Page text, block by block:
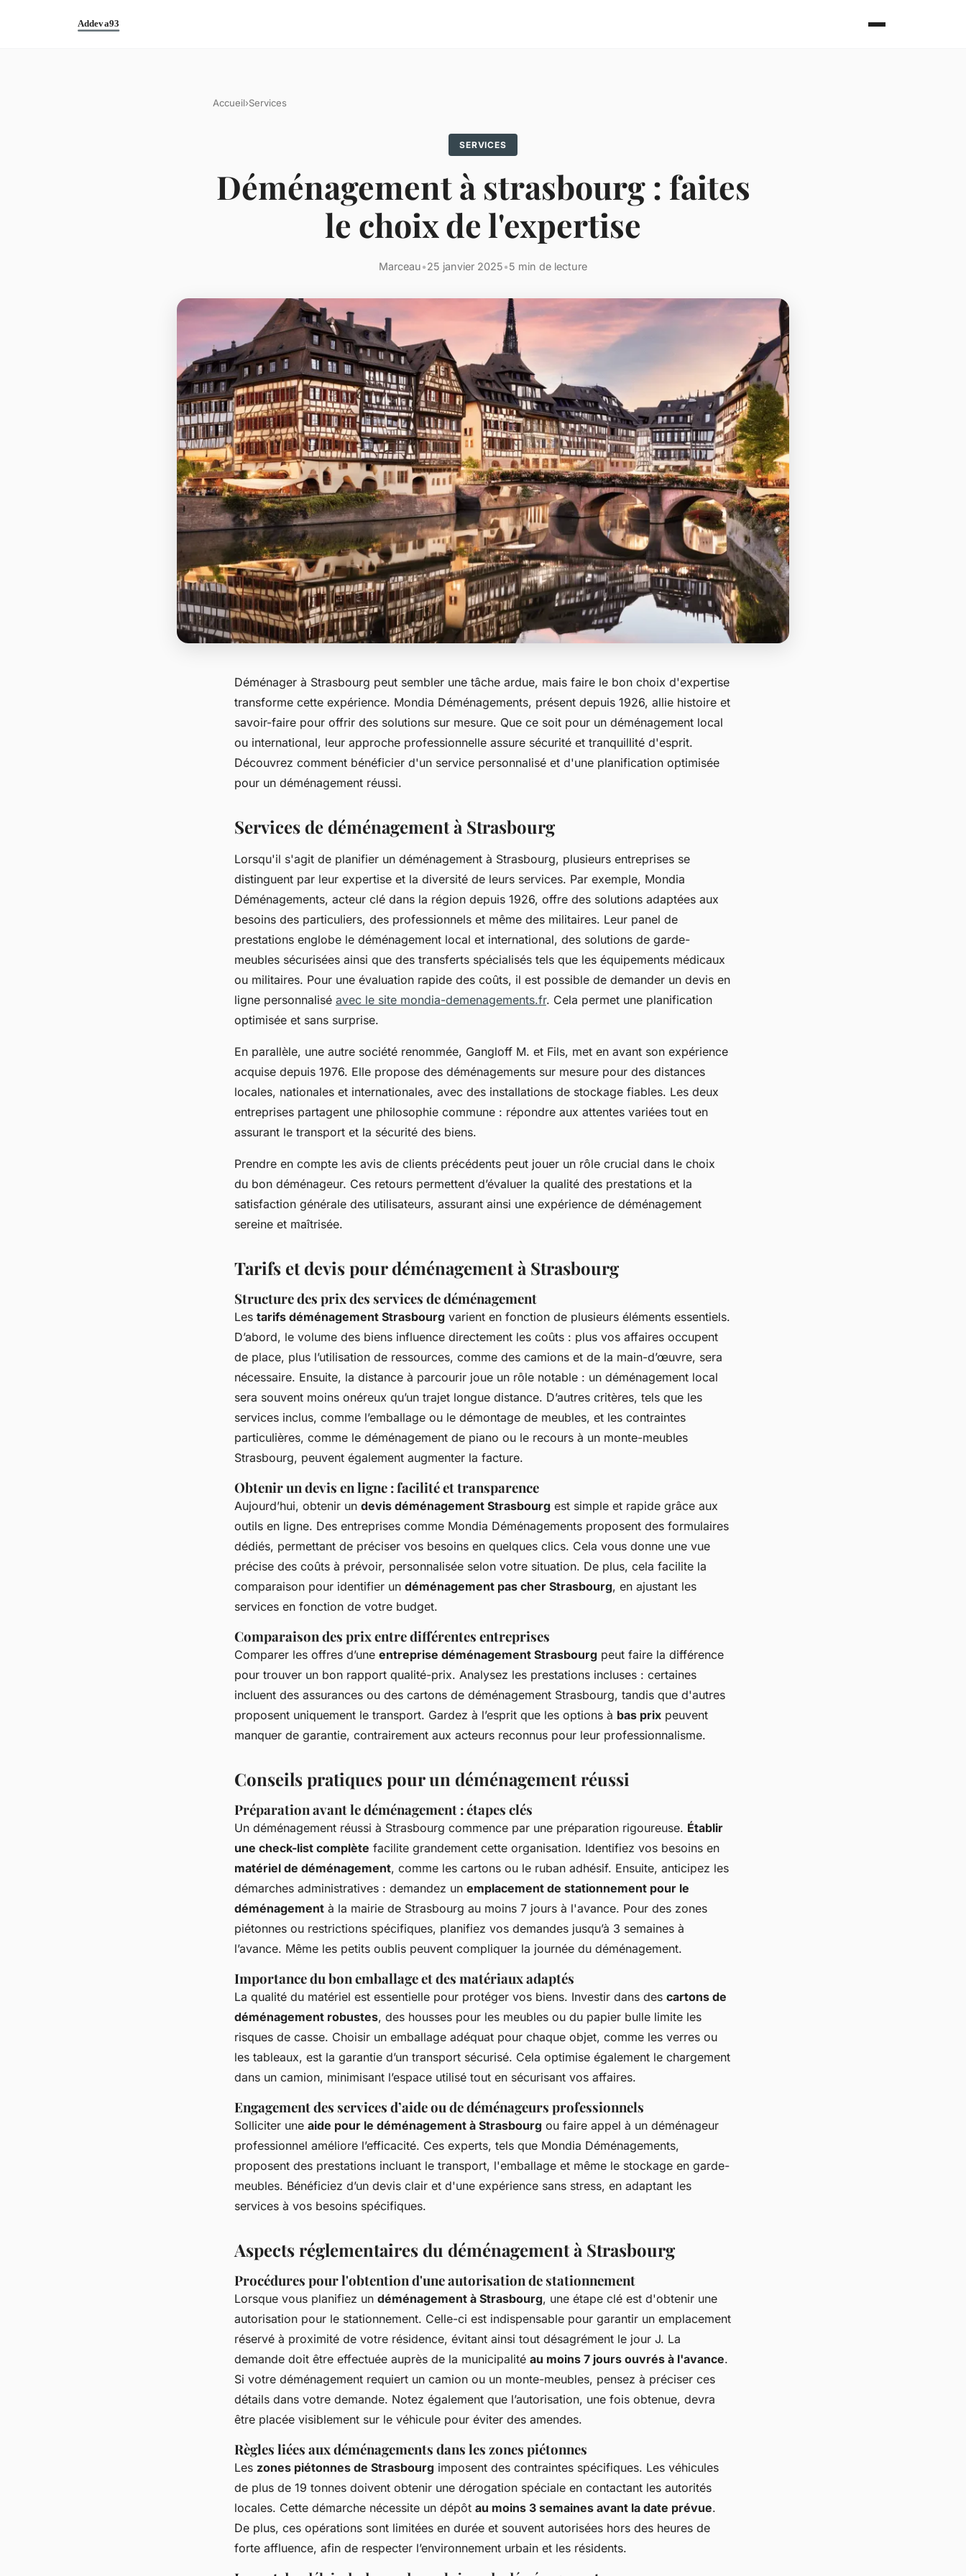
Accueil›Services
SERVICES
Déménagement à strasbourg : faites
le choix de l'expertise
Marceau•25 janvier 2025•5 min de lecture
Déménager à Strasbourg peut sembler une tâche ardue, mais faire le bon choix d'expertise
transforme cette expérience. Mondia Déménagements, présent depuis 1926, allie histoire et
savoir-faire pour offrir des solutions sur mesure. Que ce soit pour un déménagement local
ou international, leur approche professionnelle assure sécurité et tranquillité d'esprit.
Découvrez comment bénéficier d'un service personnalisé et d'une planification optimisée
pour un déménagement réussi.
Services de déménagement à Strasbourg
Lorsqu'il s'agit de planifier un déménagement à Strasbourg, plusieurs entreprises se
distinguent par leur expertise et la diversité de leurs services. Par exemple, Mondia
Déménagements, acteur clé dans la région depuis 1926, offre des solutions adaptées aux
besoins des particuliers, des professionnels et même des militaires. Leur panel de
prestations englobe le déménagement local et international, des solutions de garde-
meubles sécurisées ainsi que des transferts spécialisés tels que les équipements médicaux
ou militaires. Pour une évaluation rapide des coûts, il est possible de demander un devis en
ligne personnalisé avec le site mondia-demenagements.fr. Cela permet une planification
optimisée et sans surprise.
En parallèle, une autre société renommée, Gangloff M. et Fils, met en avant son expérience
acquise depuis 1976. Elle propose des déménagements sur mesure pour des distances
locales, nationales et internationales, avec des installations de stockage fiables. Les deux
entreprises partagent une philosophie commune : répondre aux attentes variées tout en
assurant le transport et la sécurité des biens.
Prendre en compte les avis de clients précédents peut jouer un rôle crucial dans le choix
du bon déménageur. Ces retours permettent d’évaluer la qualité des prestations et la
satisfaction générale des utilisateurs, assurant ainsi une expérience de déménagement
sereine et maîtrisée.
Tarifs et devis pour déménagement à Strasbourg
Structure des prix des services de déménagement
Les tarifs déménagement Strasbourg varient en fonction de plusieurs éléments essentiels.
D’abord, le volume des biens influence directement les coûts : plus vos affaires occupent
de place, plus l’utilisation de ressources, comme des camions et de la main-d’œuvre, sera
nécessaire. Ensuite, la distance à parcourir joue un rôle notable : un déménagement local
sera souvent moins onéreux qu’un trajet longue distance. D’autres critères, tels que les
services inclus, comme l’emballage ou le démontage de meubles, et les contraintes
particulières, comme le déménagement de piano ou le recours à un monte-meubles
Strasbourg, peuvent également augmenter la facture.
Obtenir un devis en ligne : facilité et transparence
Aujourd’hui, obtenir un devis déménagement Strasbourg est simple et rapide grâce aux
outils en ligne. Des entreprises comme Mondia Déménagements proposent des formulaires
dédiés, permettant de préciser vos besoins en quelques clics. Cela vous donne une vue
précise des coûts à prévoir, personnalisée selon votre situation. De plus, cela facilite la
comparaison pour identifier un déménagement pas cher Strasbourg, en ajustant les
services en fonction de votre budget.
Comparaison des prix entre différentes entreprises
Comparer les offres d’une entreprise déménagement Strasbourg peut faire la différence
pour trouver un bon rapport qualité-prix. Analysez les prestations incluses : certaines
incluent des assurances ou des cartons de déménagement Strasbourg, tandis que d'autres
proposent uniquement le transport. Gardez à l’esprit que les options à bas prix peuvent
manquer de garantie, contrairement aux acteurs reconnus pour leur professionnalisme.
Conseils pratiques pour un déménagement réussi
Préparation avant le déménagement : étapes clés
Un déménagement réussi à Strasbourg commence par une préparation rigoureuse. Établir
une check-list complète facilite grandement cette organisation. Identifiez vos besoins en
matériel de déménagement, comme les cartons ou le ruban adhésif. Ensuite, anticipez les
démarches administratives : demandez un emplacement de stationnement pour le
déménagement à la mairie de Strasbourg au moins 7 jours à l'avance. Pour des zones
piétonnes ou restrictions spécifiques, planifiez vos demandes jusqu’à 3 semaines à
l’avance. Même les petits oublis peuvent compliquer la journée du déménagement.
Importance du bon emballage et des matériaux adaptés
La qualité du matériel est essentielle pour protéger vos biens. Investir dans des cartons de
déménagement robustes, des housses pour les meubles ou du papier bulle limite les
risques de casse. Choisir un emballage adéquat pour chaque objet, comme les verres ou
les tableaux, est la garantie d’un transport sécurisé. Cela optimise également le chargement
dans un camion, minimisant l’espace utilisé tout en sécurisant vos affaires.
Engagement des services d’aide ou de déménageurs professionnels
Solliciter une aide pour le déménagement à Strasbourg ou faire appel à un déménageur
professionnel améliore l’efficacité. Ces experts, tels que Mondia Déménagements,
proposent des prestations incluant le transport, l'emballage et même le stockage en garde-
meubles. Bénéficiez d’un devis clair et d'une expérience sans stress, en adaptant les
services à vos besoins spécifiques.
Aspects réglementaires du déménagement à Strasbourg
Procédures pour l'obtention d'une autorisation de stationnement
Lorsque vous planifiez un déménagement à Strasbourg, une étape clé est d'obtenir une
autorisation pour le stationnement. Celle-ci est indispensable pour garantir un emplacement
réservé à proximité de votre résidence, évitant ainsi tout désagrément le jour J. La
demande doit être effectuée auprès de la municipalité au moins 7 jours ouvrés à l'avance.
Si votre déménagement requiert un camion ou un monte-meubles, pensez à préciser ces
détails dans votre demande. Notez également que l’autorisation, une fois obtenue, devra
être placée visiblement sur le véhicule pour éviter des amendes.
Règles liées aux déménagements dans les zones piétonnes
Les zones piétonnes de Strasbourg imposent des contraintes spécifiques. Les véhicules
de plus de 19 tonnes doivent obtenir une dérogation spéciale en contactant les autorités
locales. Cette démarche nécessite un dépôt au moins 3 semaines avant la date prévue.
De plus, ces opérations sont limitées en durée et souvent autorisées hors des heures de
forte affluence, afin de respecter l’environnement urbain et les résidents.